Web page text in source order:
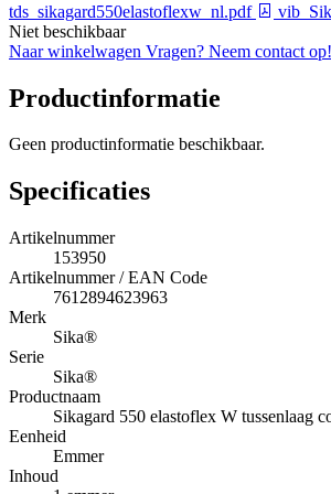
tds_sikagard550elastoflexw_nl.pdf
Niet beschikbaar
Naar winkelwagen Vragen? Neem contact op!
Productinformatie
Geen productinformatie beschikbaar.
Specificaties
Artikelnummer
153950
Artikelnummer / EAN Code
7612894623963
Merk
Sika®
Serie
Sika®
Productnaam
Sikagard 550 elastoflex W tussenlaag
Eenheid
Emmer
Inhoud